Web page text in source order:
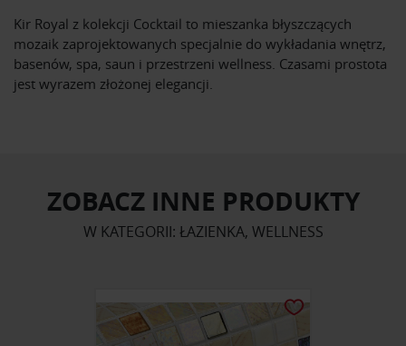
Kir Royal z kolekcji Cocktail to mieszanka błyszczących
mozaik zaprojektowanych specjalnie do wykładania wnętrz,
basenów, spa, saun i przestrzeni wellness. Czasami prostota
jest wyrazem złożonej elegancji.
ZOBACZ INNE PRODUKTY
W KATEGORII: ŁAZIENKA, WELLNESS